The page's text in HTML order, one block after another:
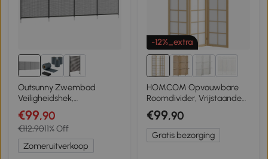
Outsunny Zwembad
Veiligheidshek,
Zwembadhek voor
Kinderen, 4-delig,
Aluminium/Texteline, 365 x
126 cm, Zwart
€99,90
€112,9011% Off
Zomeruitverkoop
-12%_extra
9+
HOMCOM Opvouwbare
Roomdivider, Vrijstaande
Privacy Scheiding voor
Woonkamer, Slaapkamer,
Kantoor, 120 x 170 cm
€99,90
Gratis bezorging